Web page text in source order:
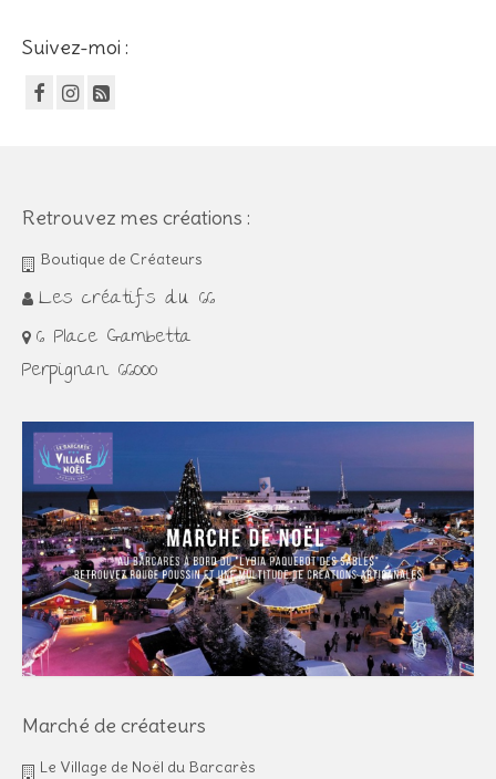
Suivez-moi :
Retrouvez mes créations :
Boutique de Créateurs
Les créatifs du 66
6 Place Gambetta
Perpignan 66000
Marché de créateurs
Le Village de Noël du Barcarès